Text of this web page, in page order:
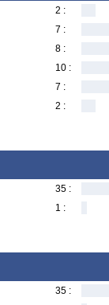
2 :
7 :
8 :
10 :
7 :
2 :
35 :
1 :
35 :